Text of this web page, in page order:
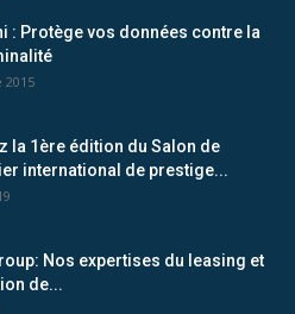
: Protège vos données contre la
la 1ère édition du Salon de
international de prestige...
Nos expertises du leasing et
de...